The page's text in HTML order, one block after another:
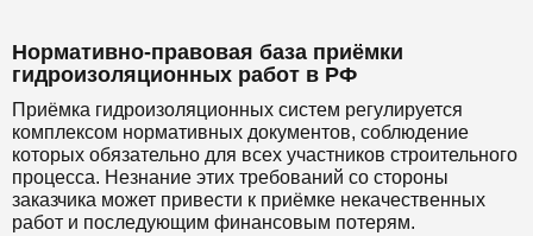
Нормативно-правовая база приёмки
гидроизоляционных работ в РФ
Приёмка гидроизоляционных систем регулируется
комплексом нормативных документов, соблюдение
которых обязательно для всех участников строительного
процесса. Незнание этих требований со стороны
заказчика может привести к приёмке некачественных
работ и последующим финансовым потерям.